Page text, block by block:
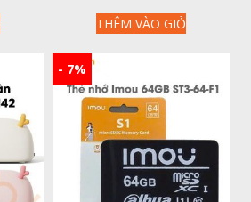
3,940,000₫.
là:
THÊM VÀO GIỎ
- 7%